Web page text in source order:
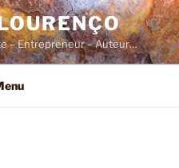
– Entrepreneur – Auteur…